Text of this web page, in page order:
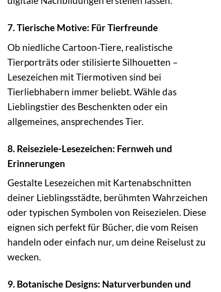
7. Tierische Motive: Für Tierfreunde
Ob niedliche Cartoon-Tiere, realistische
Tierporträts oder stilisierte Silhouetten –
Lesezeichen mit Tiermotiven sind bei
Tierliebhabern immer beliebt. Wähle das
Lieblingstier des Beschenkten oder ein
allgemeines, ansprechendes Tier.
8. Reiseziele-Lesezeichen: Fernweh und
Erinnerungen
Gestalte Lesezeichen mit Kartenabschnitten
deiner Lieblingsstädte, berühmten Wahrzeichen
oder typischen Symbolen von Reisezielen. Diese
eignen sich perfekt für Bücher, die vom Reisen
handeln oder einfach nur, um deine Reiselust zu
wecken.
9. Botanische Designs: Naturverbunden und